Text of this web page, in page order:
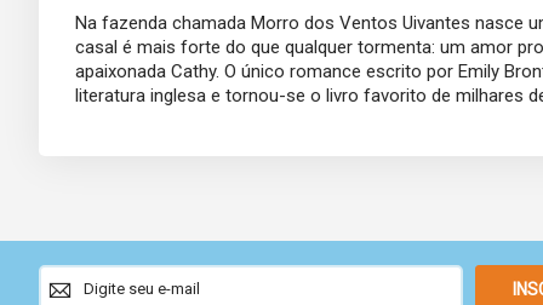
Na fazenda chamada Morro dos Ventos Uivantes nasce
casal é mais forte do que qualquer tormenta: um amor
apaixonada Cathy. O único romance escrito por Emily
literatura inglesa e tornou-se o livro favorito de milhares
Sign
Up